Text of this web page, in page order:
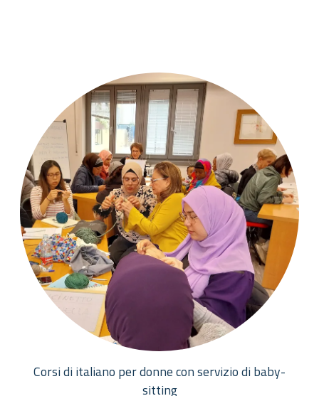
Corsi di italiano per donne con servizio di baby-
sitting